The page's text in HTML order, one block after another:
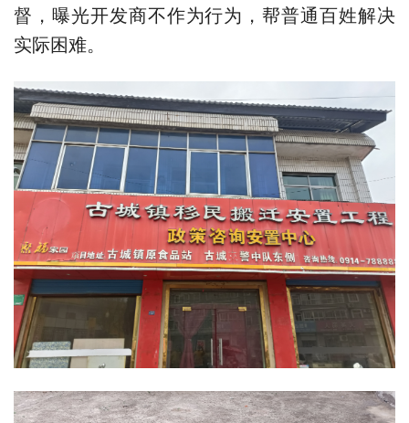
督，曝光开发商不作为行为，帮普通百姓解决
实际困难。